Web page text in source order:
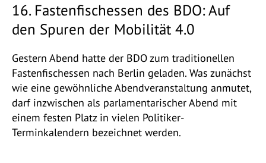
16. Fastenfischessen des BDO: Auf
den Spuren der Mobilität 4.0
Gestern Abend hatte der BDO zum traditionellen
Fastenfischessen nach Berlin geladen. Was zunächst
wie eine gewöhnliche Abendveranstaltung anmutet,
darf inzwischen als parlamentarischer Abend mit
einem festen Platz in vielen Politiker-
Terminkalendern bezeichnet werden.